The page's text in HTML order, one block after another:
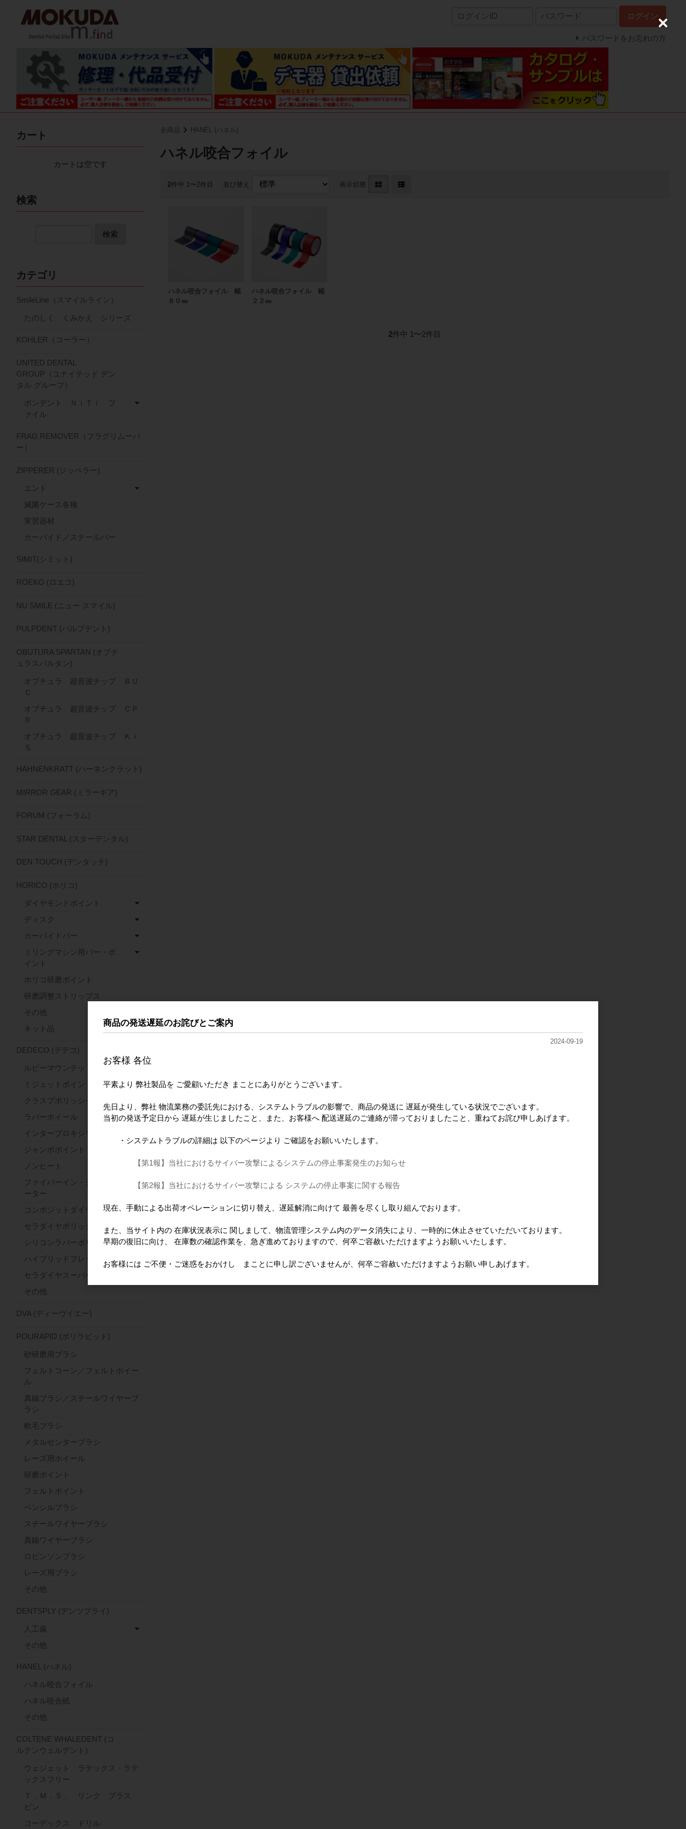
ログイン
パスワードをお忘れの方
全商品 HANEL (ハネル)
ハネル咬合フォイル
2件中 1〜2件目 並び替え 表示切替
ハネル咬合フォイル 幅
８０㎜
ハネル咬合フォイル 幅
２２㎜
2件中 1〜2件目
カート
カートは空です
検索
検索
カテゴリ
SmileLine（スマイルライン）
たのしく くみかえ シリーズ
KOHLER（コーラー）
UNITED DENTAL
GROUP（ユナイテッド デン
タル グループ）
ボンデント ＮｉＴｉ フ
ァイル
FRAG REMOVER（フラグリムーバ
ー）
ZIPPERER (ジッペラー)
エンド
滅菌ケース各種
実習器材
カーバイド／スチールバー
SIMIT(シミット)
ROEKO (ロエコ)
NU SMILE (ニュー スマイル)
PULPDENT (パルプデント)
OBUTURA SPARTAN (オブチ
ュラスパルタン)
オブチュラ 超音波チップ ＢＵ
Ｃ
オブチュラ 超音波チップ ＣＰ
Ｒ
オブチュラ 超音波チップ Ｋｉ
Ｓ
HAHNENKRATT (ハーネンクラット)
MIRROR GEAR (ミラーギア)
FORUM (フォーラム)
STAR DENTAL (スターデンタル)
DEN TOUCH (デンタッチ)
HORICO (ホリコ)
ダイヤモンドポイント
ディスク
カーバイドバー
ミリングマシン用バー・ポ
イント
ホリコ研磨ポイント
研磨調整ストリップス
その他
キット品
DEDECO (デデコ)
ルビーマウンテッドポイント
ミジェットポイント
クラスプポリッシャー
ラバーホイール
インタープロキシマルホイール
ジャンボポイント
ノンヒート
ファイバーイン・ジルコンセパレ
ーター
コンポジットダイヤ
セラダイヤポリッシャー
シリコンラバーポリッシャー
ハイブリッドフレックス
セラダイヤスーパーファースト
その他
DVA (ディーヴイエー)
POLIRAPID (ポリラピッド)
砂研磨用ブラシ
フェルトコーン／フェルトホイー
ル
真鍮ブラシ／スチールワイヤーブ
ラシ
軟毛ブラシ
メタルセンターブラシ
レーズ用ホイール
研磨ポイント
フェルトポイント
ペンシルブラシ
スチールワイヤーブラシ
真鍮ワイヤーブラシ
ロビンソンブラシ
レーズ用ブラシ
その他
DENTSPLY (デンツプライ)
人工歯
その他
HANEL (ハネル)
ハネル咬合フォイル
ハネル咬合紙
その他
COLTENE WHALEDENT (コ
ルテンウェルデント)
ウェジェット ラテックス・ラテ
ックスフリー
Ｔ．Ｍ．Ｓ． リンク プラス
ピン
コーデックス ドリル
商品の発送遅延のお詫びとご案内
2024-09-19
お客様 各位
平素より 弊社製品を ご愛顧いただき まことにありがとうございます。
先日より、弊社 物流業務の委託先における、システムトラブルの影響で、商品の発送に 遅延が発生している状況でございます。
当初の発送予定日から 遅延が生じましたこと、また、お客様へ 配送遅延のご連絡が滞っておりましたこと、重ねてお詫び申しあげます。
・システムトラブルの詳細は 以下のページより ご確認をお願いいたします。
【第1報】当社におけるサイバー攻撃によるシステムの停止事案発生のお知らせ
【第2報】当社におけるサイバー攻撃による システムの停止事案に関する報告
現在、手動による出荷オペレーションに切り替え、遅延解消に向けて 最善を尽くし取り組んでおります。
また、当サイト内の 在庫状況表示に 関しまして、物流管理システム内のデータ消失により、一時的に休止させていただいております。
早期の復旧に向け、 在庫数の確認作業を、急ぎ進めておりますので、何卒ご容赦いただけますようお願いいたします。
お客様には ご不便・ご迷惑をおかけし まことに申し訳ございませんが、何卒ご容赦いただけますようお願い申しあげます。
C
l